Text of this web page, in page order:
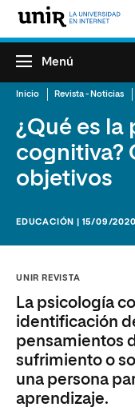
Menú
Inicio Revista - Noticias
¿Qué es la
cognitiva?
objetivos
EDUCACIÓN | 15/09/2020
UNIR REVISTA
La psicología
identificación
pensamientos
sufrimiento o
una persona
aprendizaje.